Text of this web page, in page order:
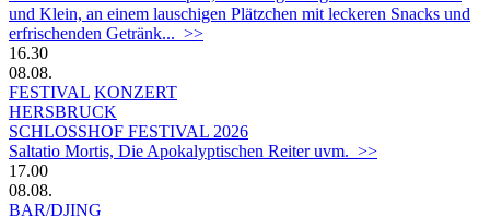
und Klein, an einem lauschigen Plätzchen mit leckeren Snacks und
erfrischenden Getränk... >>
16.30
08.08.
FESTIVAL KONZERT
HERSBRUCK
SCHLOSSHOF FESTIVAL 2026
Saltatio Mortis, Die Apokalyptischen Reiter uvm. >>
17.00
08.08.
BAR/DJING